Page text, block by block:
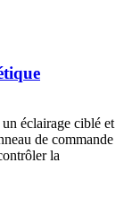
éclairage ciblé et
de commande
la